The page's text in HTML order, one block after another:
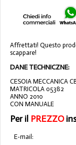
Affrettati! Questo
scappare!
DANE TECHNICZNE:
CESOIA MECCANICA
MATRICOLA 05382
ANNO 2010
CON MANUALE
Per il PREZZO
E-mail: